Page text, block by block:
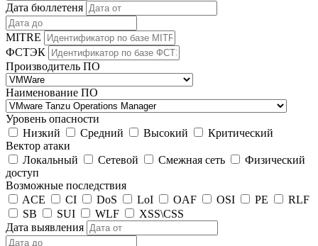
Дата бюллетеня
MITRE
ФСТЭК
Производитель ПО
Наименование ПО
Уровень опасности
Низкий
Средний Высокий
Критический
Вектор атаки
Локальный
Сетевой Смежная сеть
Физический
доступ
Возможные последствия
ACE
CI DoS LoI OAF OSI PE
RLF
SB
SUI WLF
XSS\CSS
Дата выявления